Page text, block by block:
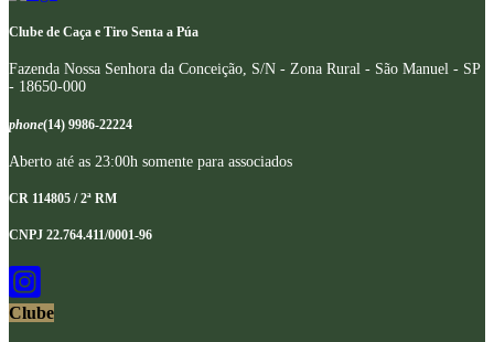
Clube de Caça e Tiro Senta a Púa
Fazenda Nossa Senhora da Conceição, S/N - Zona Rural - São Manuel - SP
- 18650-000
phone(14) 9986-22224
Aberto até as 23:00h somente para associados
CR 114805 / 2ª RM
CNPJ 22.764.411/0001-96
Clube